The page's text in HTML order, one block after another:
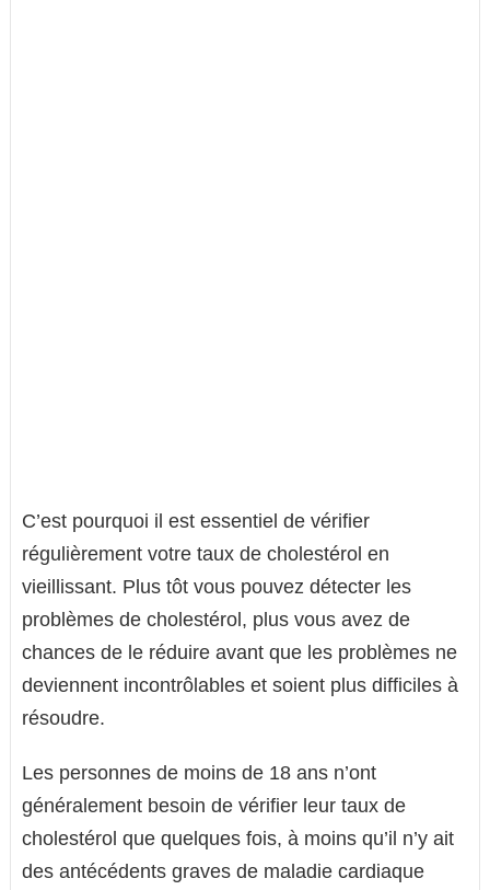
C’est pourquoi il est essentiel de vérifier
régulièrement votre taux de cholestérol en
vieillissant. Plus tôt vous pouvez détecter les
problèmes de cholestérol, plus vous avez de
chances de le réduire avant que les problèmes ne
deviennent incontrôlables et soient plus difficiles à
résoudre.
Les personnes de moins de 18 ans n’ont
généralement besoin de vérifier leur taux de
cholestérol que quelques fois, à moins qu’il n’y ait
des antécédents graves de maladie cardiaque